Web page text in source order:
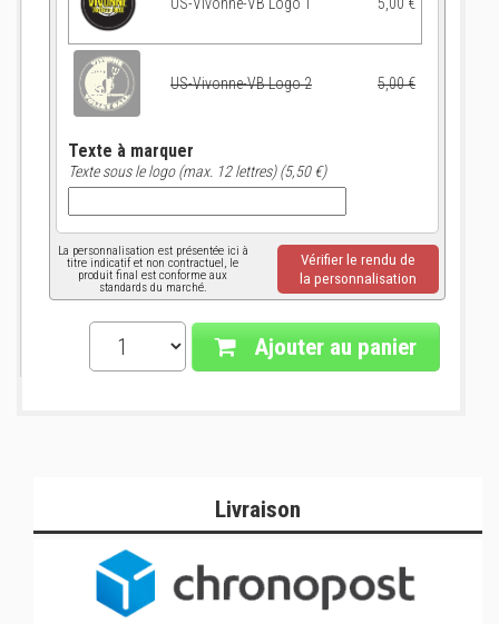
US-Vivonne-VB Logo 2 5,00 €
Texte à marquer
Texte sous le logo (max. 12 lettres) (5,50 €)
La personnalisation est présentée ici à
titre indicatif et non contractuel, le
produit final est conforme aux
standards du marché.
Vérifier le rendu de
la personnalisation
Ajouter au panier
Livraison